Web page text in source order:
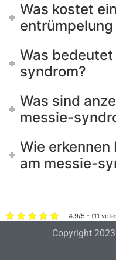
Was kostet
Was
syndrom?
Was sind
messie-
Wie
am messie-
4.9/5 - (11
Copyright